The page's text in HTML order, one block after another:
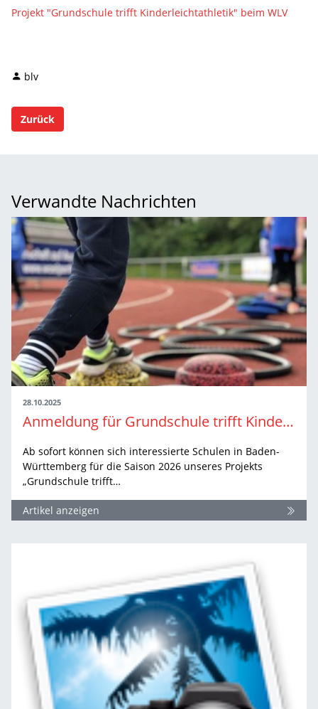
Projekt "Grundschule trifft Kinderleichtathletik" beim WLV
blv
Zurück
Verwandte Nachrichten
28.10.2025
Anmeldung für Grundschule trifft Kinderleichtathletik 2026 geöffnet
Ab sofort können sich interessierte Schulen in Baden-
Württemberg für die Saison 2026 unseres Projekts
„Grundschule trifft…
Artikel anzeigen